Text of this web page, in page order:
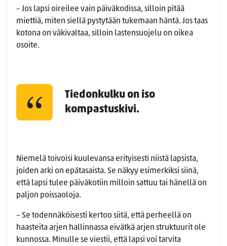
– Jos lapsi oireilee vain päiväkodissa, silloin pitää
miettiä, miten siellä pystytään tukemaan häntä. Jos taas
kotona on väkivaltaa, silloin lastensuojelu on oikea
osoite.
Tiedonkulku on iso
kompastuskivi.
Niemelä toivoisi kuulevansa erityisesti niistä lapsista,
joiden arki on epätasaista. Se näkyy esimerkiksi siinä,
että lapsi tulee päiväkotiin milloin sattuu tai hänellä on
paljon poissaoloja.
– Se todennäköisesti kertoo siitä, että perheellä on
haasteita arjen hallinnassa eivätkä arjen struktuurit ole
kunnossa. Minulle se viestii, että lapsi voi tarvita